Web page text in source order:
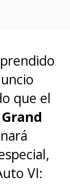
cicatriz
un
que el
Grand
VI: